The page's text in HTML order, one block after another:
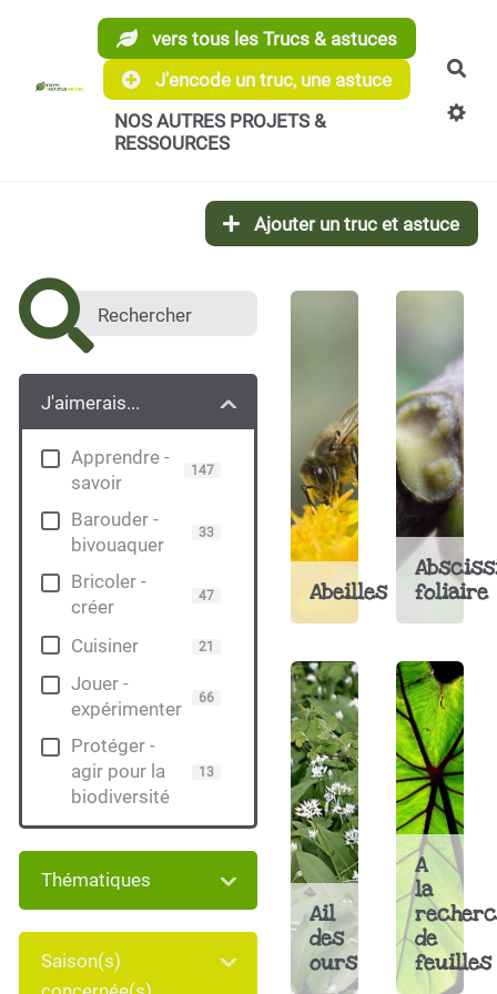
Aller au contenu principal
vers tous les Trucs & astuces
J'encode un truc, une astuce
NOS AUTRES PROJETS &
RESSOURCES
Ajouter un truc et astuce
J'aimerais...
Apprendre -
savoir
147
Barouder -
bivouaquer
33
Bricoler -
créer
47
Cuisiner 21
Jouer -
expérimenter
66
Protéger -
agir pour la
biodiversité
13
Thématiques
Saison(s)
Abeilles
foliaire
Ail
des
ours
A
la
de
feuilles